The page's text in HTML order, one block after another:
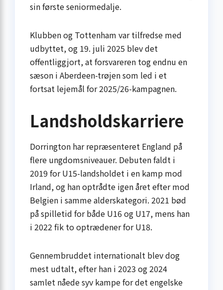
sin første seniormedalje.
Klubben og Tottenham var tilfredse med
udbyttet, og 19. juli 2025 blev det
offentliggjort, at forsvareren tog endnu en
sæson i Aberdeen-trøjen som led i et
fortsat lejemål for 2025/26-kampagnen.
Landsholdskarriere
Dorrington har repræsenteret England på
flere ungdomsniveauer. Debuten faldt i
2019 for U15-landsholdet i en kamp mod
Irland, og han optrådte igen året efter mod
Belgien i samme alderskategori. 2021 bød
på spilletid for både U16 og U17, mens han
i 2022 fik to optrædener for U18.
Gennembruddet internationalt blev dog
mest udtalt, efter han i 2023 og 2024
samlet nåede syv kampe for det engelske